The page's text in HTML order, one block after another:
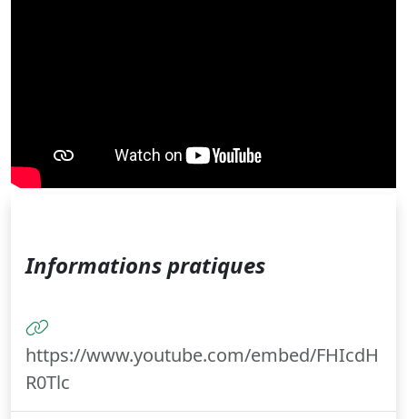
Informations pratiques
https://www.youtube.com/embed/FHIcdH
R0Tlc